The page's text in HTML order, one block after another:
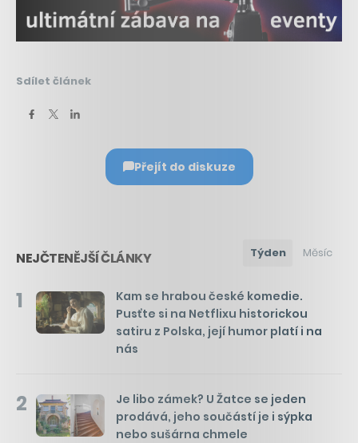
Sdílet článek
Přejít do diskuze
NEJČTENĚJŠÍ ČLÁNKY Týden Měsíc
1
Kam se hrabou české komedie.
Pusťte si na Netflixu historickou
satiru z Polska, její humor platí i na
nás
2
Je libo zámek? U Žatce se jeden
prodává, jeho součástí je i sýpka
nebo sušárna chmele